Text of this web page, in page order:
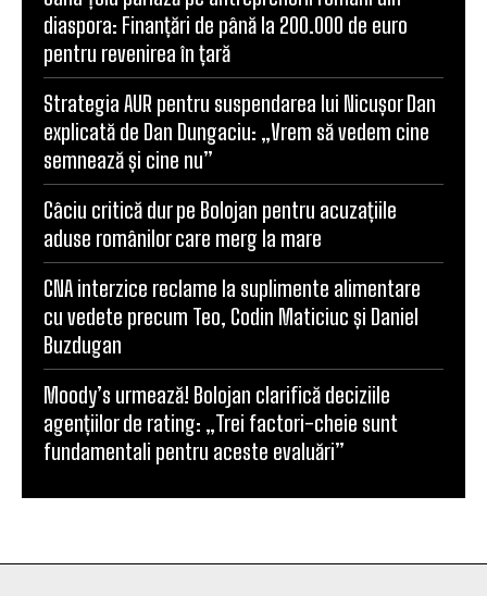
diaspora: Finanțări de până la 200.000 de euro
pentru revenirea în țară
Strategia AUR pentru suspendarea lui Nicușor Dan
explicată de Dan Dungaciu: „Vrem să vedem cine
semnează și cine nu”
Câciu critică dur pe Bolojan pentru acuzațiile
aduse românilor care merg la mare
CNA interzice reclame la suplimente alimentare
cu vedete precum Teo, Codin Maticiuc și Daniel
Buzdugan
Moody’s urmează! Bolojan clarifică deciziile
agențiilor de rating: „Trei factori-cheie sunt
fundamentali pentru aceste evaluări”